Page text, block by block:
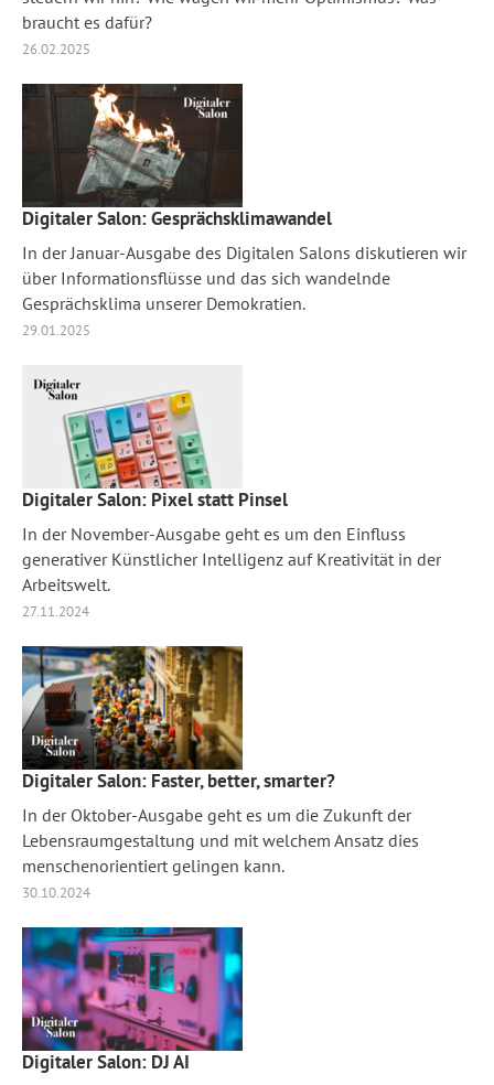
braucht es dafür?
26.02.2025
Digitaler Salon: Gesprächsklimawandel
In der Januar-Ausgabe des Digitalen Salons diskutieren wir
über Informationsflüsse und das sich wandelnde
Gesprächsklima unserer Demokratien.
29.01.2025
Digitaler Salon: Pixel statt Pinsel
In der November-Ausgabe geht es um den Einfluss
generativer Künstlicher Intelligenz auf Kreativität in der
Arbeitswelt.
27.11.2024
Digitaler Salon: Faster, better, smarter?
In der Oktober-Ausgabe geht es um die Zukunft der
Lebensraumgestaltung und mit welchem Ansatz dies
menschenorientiert gelingen kann.
30.10.2024
Digitaler Salon: DJ AI